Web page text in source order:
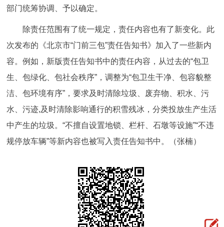
部门统筹协调、予以确定。
除责任范围有了统一规定，责任内容也有了新变化。此
次发布的《北京市“门前三包”责任告知书》加入了一些新内
容。例如，新版责任告知书中的责任内容，从过去的“包卫
生、包绿化、包社会秩序”，调整为“包卫生干净、包容貌整
洁、包环境有序”，要求及时清除垃圾、废弃物、积水、污
水、污迹,及时清除影响通行的积雪残冰，分类投放生产生活
中产生的垃圾。“不擅自设置地锁、栏杆、石墩等设施”“不违
规停放车辆”等新内容也被写入责任告知书中。（张楠）